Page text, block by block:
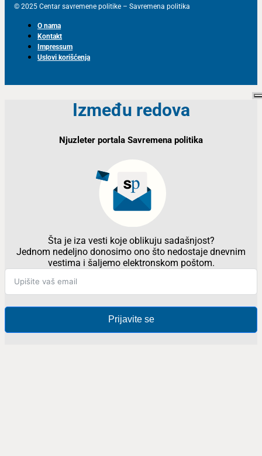
© 2025 Centar savremene politike – Savremena politika
O nama
Kontakt
Impressum
Uslovi korišćenja
Između redova
Njuzleter portala Savremena politika
Šta je iza vesti koje oblikuju sadašnjost?
Jednom nedeljno donosimo ono što nedostaje dnevnim
vestima i šaljemo elektronskom poštom.
Prijavite se